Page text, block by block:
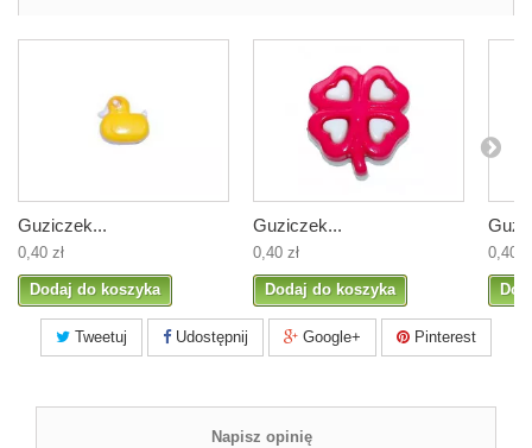
Guziczek...
0,40 zł
Dodaj do koszyka
Guziczek...
0,40 zł
Dodaj do koszyka
0,40
Tweetuj Udostępnij Google+ Pinterest
Napisz opinię